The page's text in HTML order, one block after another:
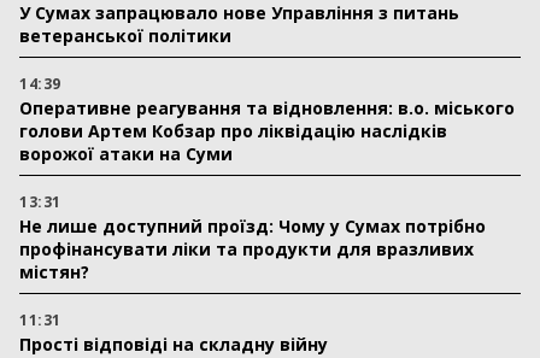
У Сумах запрацювало нове Управління з питань
ветеранської політики
14:39
Оперативне реагування та відновлення: в.о. міського
голови Артем Кобзар про ліквідацію наслідків
ворожої атаки на Суми
13:31
Не лише доступний проїзд: Чому у Сумах потрібно
профінансувати ліки та продукти для вразливих
містян?
11:31
Прості відповіді на складну війну